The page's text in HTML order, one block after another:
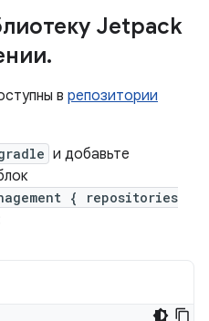
Jetpack
.
в репозитории
и добавьте
{ repositories